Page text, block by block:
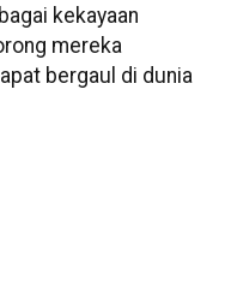
kekayaan
mereka
bergaul di dunia